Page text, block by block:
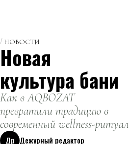
НОВОСТИ
Новая
культура бани
Как в AQBOZAT
превратили традицию в
современный wellness-ритуал
Др Дежурный редактор